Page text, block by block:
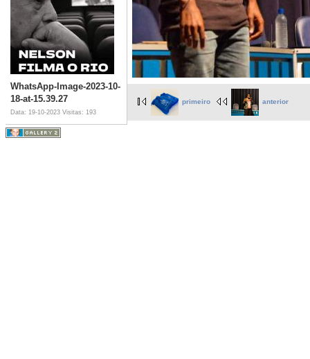
WhatsApp-Image-2023-10-
18-at-15.39.27
Data: 19-10-2023 Visitas: 193
primeiro anterior